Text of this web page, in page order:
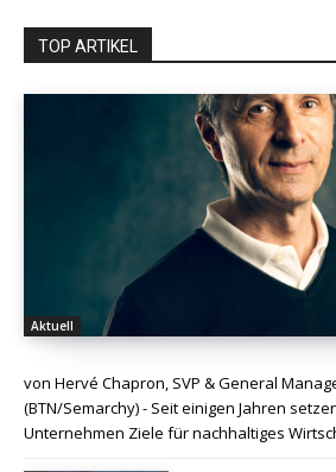
TOP ARTIKEL
Aktuell
von Hervé Chapron, SVP & General
(BTN/Semarchy) - Seit einigen Jahren
Unternehmen Ziele für nachhaltiges